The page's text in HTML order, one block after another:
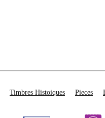
Timbres Histoiques Pieces